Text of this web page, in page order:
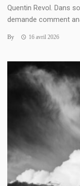
Quentin Revol. Dans
demande comment
By 16 avril 2026